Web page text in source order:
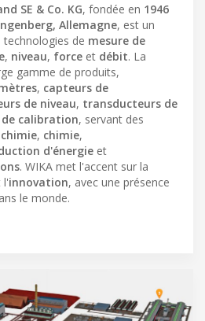
SE & Co. KG, fondée en 1946
Allemagne, est un
de mesure de
, niveau, force et débit. La
gamme de produits,
, capteurs de
de niveau, transducteurs de
calibration, servant des
, chimie,
d'énergie et
. WIKA met l'accent sur la
l'innovation, avec une présence
le monde.